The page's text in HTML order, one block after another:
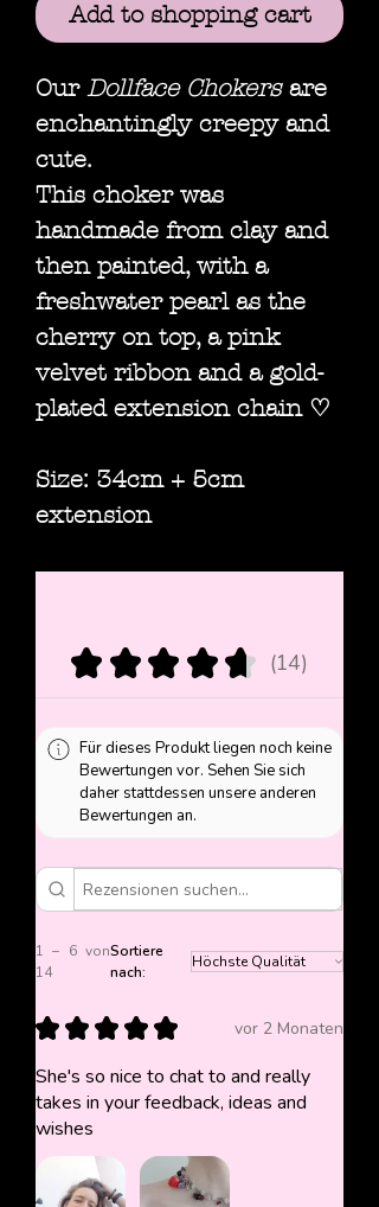
Add to shopping cart
Our Dollface Chokersare
enchantingly creepy and
cute.
This choker was
handmade from clay and
then painted, with a
freshwater pearl as the
cherry on top, a pink
velvet ribbon and a gold-
plated extension chain ♡
Size: 34cm + 5cm
extension
★ ★ ★ ★ ★ 14
14
Für dieses Produkt liegen noch keine
Bewertungen vor. Sehen Sie sich
daher stattdessen unsere anderen
Bewertungen an.
1 – 6 von
14
Sortiere
nach:
★ ★ ★ ★ ★ vor 2 Monaten
She's so nice to chat to and really
takes in your feedback, ideas and
wishes